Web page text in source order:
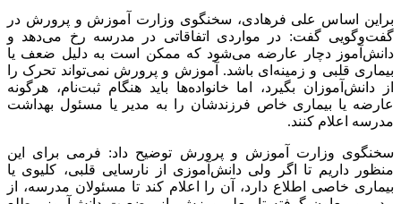
براین اساس علی فرهادی، سخنگوی وزارت آموزش و پرورش در
گفت‌وگویی گفت: در مواردی اتفاقاتی در مدرسه رخ می‌دهد و
دانش‌آموز دچار عارضه می‌شود که ممکن است به دلیل ضعف یا
بیماری قلبی و زمینه‌ای باشد. آموزش و پرورش نمی‌تواند تحرک را
از دانش‌آموزان بگیرد، اما خانواده‌ها باید هنگام ثبت‌نام، هرگونه
عارضه یا بیماری خاص فرزندشان را به مدیر یا مسئول بهداشت
مدرسه اعلام کنند.
سخنگوی وزارت آموزش و پرورش توضیح داد: فرمی برای این
منظور داریم تا اگر ولی دانش‌آموزی از نارسایی قلبی، کلیوی یا
بیماری خاصی اطلاع دارد، آن را اعلام کند تا مسئولان مدرسه، از